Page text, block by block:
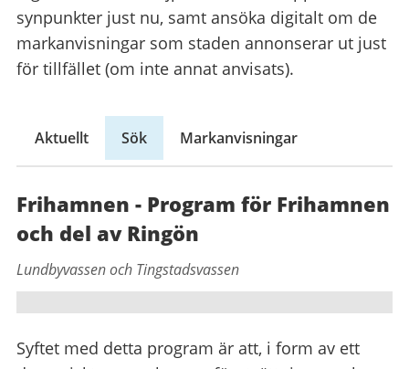
synpunkter just nu, samt ansöka digitalt om de
markanvisningar som staden annonserar ut just
för tillfället (om inte annat anvisats).
Aktuellt Sök Markanvisningar
Frihamnen - Program för Frihamnen
och del av Ringön
Lundbyvassen och Tingstadsvassen
Syftet med detta program är att, i form av ett